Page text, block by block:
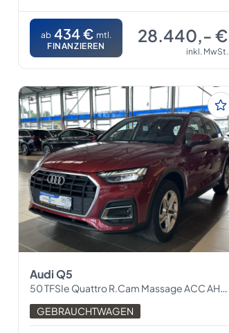
ab 434 € mtl.
FINANZIEREN
28.440,- €
inkl. MwSt.
Audi Q5
50 TFSIe Quattro R.Cam Massage ACC AHK LED
GEBRAUCHTWAGEN